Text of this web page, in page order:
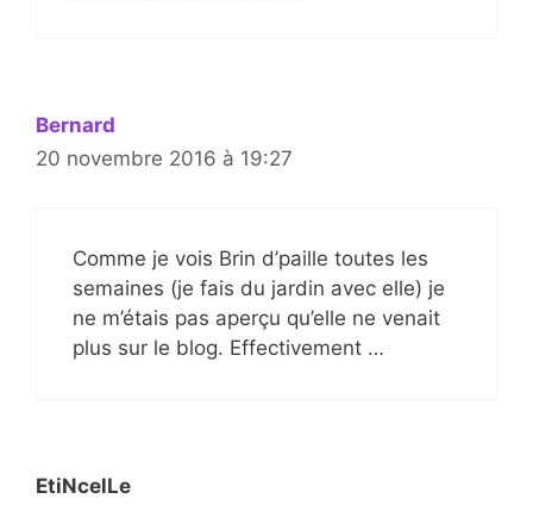
Bernard
20 novembre 2016 à 19:27
Comme je vois Brin d’paille toutes les
semaines (je fais du jardin avec elle) je
ne m’étais pas aperçu qu’elle ne venait
plus sur le blog. Effectivement …
EtiNcelLe